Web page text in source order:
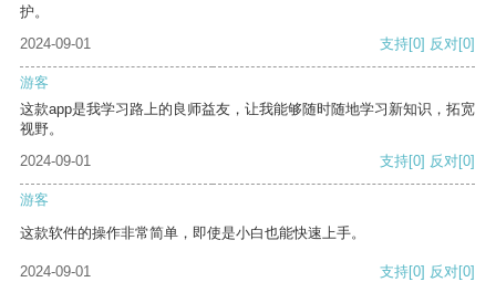
护。
2024-09-01
支持[0] 反对[0]
游客
这款app是我学习路上的良师益友，让我能够随时随地学习新知识，拓宽
视野。
2024-09-01
支持[0] 反对[0]
游客
这款软件的操作非常简单，即使是小白也能快速上手。
2024-09-01 支持[0] 反对[0]